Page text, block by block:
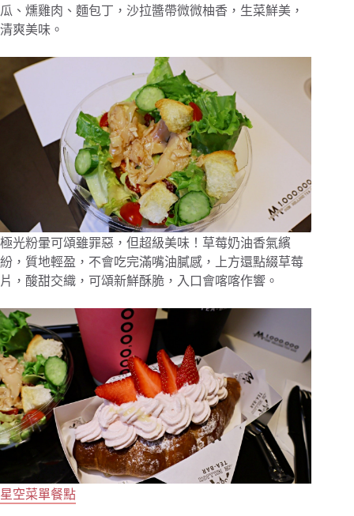
瓜、燻雞肉、麵包丁，沙拉醬帶微微柚香，生菜鮮美，
清爽美味。
極光粉暈可頌雖罪惡，但超級美味！草莓奶油香氣繽
紛，質地輕盈，不會吃完滿嘴油膩感，上方還點綴草莓
片，酸甜交織，可頌新鮮酥脆，入口會喀喀作響。
星空菜單餐點